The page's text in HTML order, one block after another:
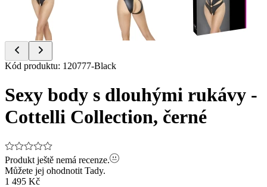
Item
of
5
Kód produktu: 120777-Black
Sexy body s dlouhými rukávy -
Cottelli Collection, černé
Produkt ještě nemá recenze.
Můžete jej ohodnotit Tady.
1 495 Kč